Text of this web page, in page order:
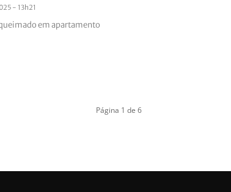
- 13h21
em apartamento
Página 1 de 6